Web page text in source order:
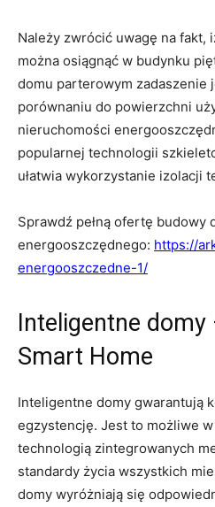
Należy zwrócić uwagę na fakt,
można osiągnąć w budynku
domu parterowym zadaszenie
porównaniu do powierzchni
nieruchomości
popularnej technologii
ułatwia wykorzystanie izolacji
Sprawdź pełną ofertę budowy
energooszczędnego: https://
energooszczedne-1/
Inteligentne domy
Smart Home
Inteligentne domy gwarantują
egzystencję. Jest to możliwe
technologią zintegrowanych
standardy życia wszystkich
domy wyróżniają się